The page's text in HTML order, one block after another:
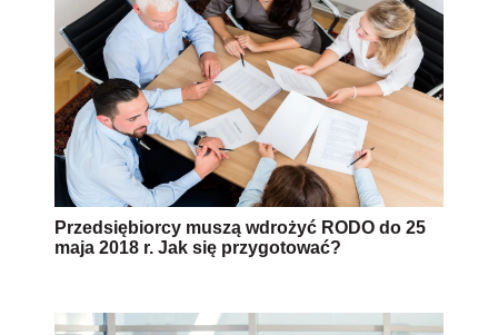
Przedsiębiorcy muszą wdrożyć RODO do 25
maja 2018 r. Jak się przygotować?